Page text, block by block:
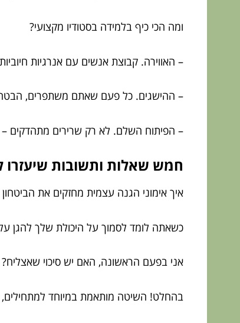
ומה הכי כיף בלמידה בסטודיו מקצועי?
– האווירה. קבוצת אנשים עם אנרגיות
– ההישגים. כל פעם שאתם משתפרים,
– הפיתוח השלם. לא רק שרירים מתהדקים
חמש שאלות ותשובות שיעזרו
איך אימוני הגנה עצמית מחזקים את
כשאתה לומד לסמוך על היכולת שלך להגן
אני בפעם הראשונה, האם יש סיכוי שאצליח?
בהחלט! השיטה מותאמת במיוחד למתחילים,